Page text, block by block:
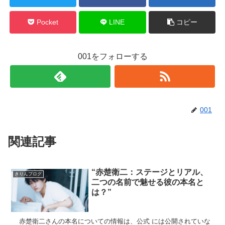
Pocket LINE コピー
001をフォローする
001
関連記事
きりんブログ
“赤楚衛二：ステージとリアル、
二つの名前で魅せる彼の本名と
は？”